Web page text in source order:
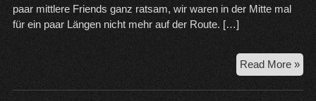
paar mittlere Friends ganz ratsam, wir waren in der Mitte mal
für ein paar Längen nicht mehr auf der Route. […]
Read More »